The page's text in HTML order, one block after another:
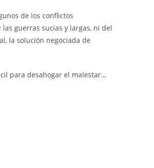
de los conflictos
guerras sucias y largas, ni del
la solución negociada de
para desahogar el malestar…